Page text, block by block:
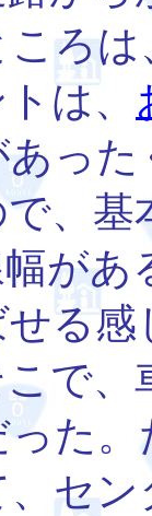
ろ
は、
った
、基
が
る
で、
た
セ